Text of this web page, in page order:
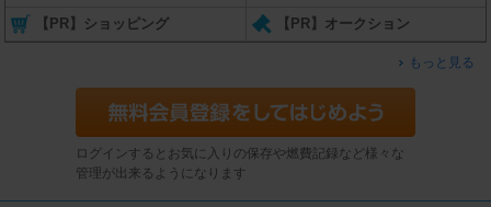
【PR】ショッピング 【PR】オークション
もっと見る
ログインするとお気に入りの保存や燃費記録など様々な
管理が出来るようになります